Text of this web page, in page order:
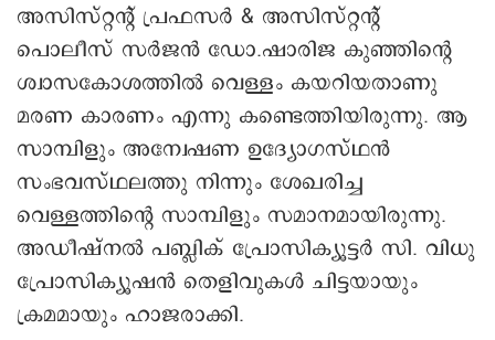
അസിസ്റ്റന്റ് പ്രഫസർ & അസിസ്റ്റന്റ്
പൊലീസ് സർജൻ ഡോ.ഷാരിജ കുഞ്ഞിന്റെ
ശ്വാസകോശത്തിൽ വെള്ളം കയറിയതാണു
മരണ കാരണം എന്നു കണ്ടെത്തിയിരുന്നു. ആ
സാമ്പിളും അന്വേഷണ ഉദ്യോഗസ്ഥൻ
സംഭവസ്ഥലത്തു നിന്നും ശേഖരിച്ച
വെള്ളത്തിന്റെ സാമ്പിളും സമാനമായിരുന്നു.
അഡീഷ്നൽ പബ്ലിക് പ്രോസിക്യൂട്ടർ സി. വിധു
പ്രോസിക്യൂഷൻ തെളിവുകൾ ചിട്ടയായും
ക്രമമായും ഹാജരാക്കി.